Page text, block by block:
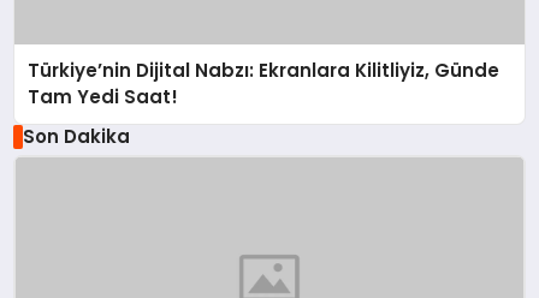
Türkiye’nin Dijital Nabzı: Ekranlara Kilitliyiz, Günde
Tam Yedi Saat!
Son Dakika